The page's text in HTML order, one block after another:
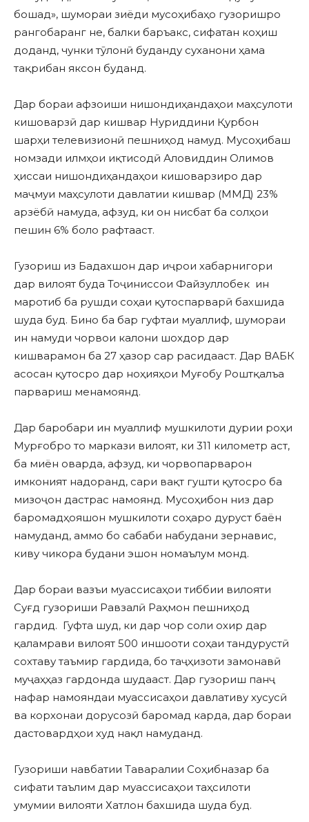
бошад», шумораи зиёди мусоҳибаҳо гузоришро
рангобаранг не, балки баръакс, сифатан коҳиш
доданд, чунки тӯлонӣ буданду суханони ҳама
тақрибан яксон буданд.
Дар бораи афзоиши нишондиҳандаҳои маҳсулоти
кишоварзӣ дар кишвар Нуриддини Қурбон
шарҳи телевизионӣ пешниҳод намуд. Мусоҳибаш
номзади илмҳои иқтисодӣ Аловиддин Олимов
ҳиссаи нишондиҳандаҳои кишоварзиро дар
маҷмуи маҳсулоти давлатии кишвар (ММД) 23%
арзёбӣ намуда, афзуд, ки он нисбат ба солҳои
пешин 6% боло рафтааст.
Гузориш из Бадахшон дар иҷрои хабарнигори
дар вилоят буда Тоҷиниссои Файзуллобек ин
маротиб ба рушди соҳаи қутоспарварӣ бахшида
шуда буд. Бино ба бар гуфтаи муаллиф, шумораи
ин намуди чорвои калони шохдор дар
кишварамон ба 27 ҳазор сар расидааст. Дар ВАБК
асосан қутосро дар ноҳияҳои Муғобу Роштқалъа
парвариш менамоянд.
Дар баробари ин муаллиф мушкилоти дурии роҳи
Мурғобро то маркази вилоят, ки 311 километр аст,
ба миён оварда, афзуд, ки чорвопарварон
имконият надоранд, сари вақт гушти қутосро ба
мизоҷон дастрас намоянд. Мусоҳибон низ дар
баромадҳояшон мушкилоти соҳаро дуруст баён
намуданд, аммо бо сабаби набудани зернавис,
киву чикора будани эшон номаълум монд.
Дар бораи вазъи муассисаҳои тиббии вилояти
Суғд гузориши Равзалӣ Раҳмон пешниҳод
гардид. Гуфта шуд, ки дар чор соли охир дар
қаламрави вилоят 500 иншооти соҳаи тандурустӣ
сохтаву таъмир гардида, бо таҷҳизоти замонавӣ
муҷаҳҳаз гардонда шудааст. Дар гузориш панҷ
нафар намояндаи муассисаҳои давлативу хусусӣ
ва корхонаи дорусозӣ баромад карда, дар бораи
дастовардҳои худ нақл намуданд.
Гузориши навбатии Таваралии Соҳибназар ба
сифати таълим дар муассисаҳои таҳсилоти
умумии вилояти Хатлон бахшида шуда буд.